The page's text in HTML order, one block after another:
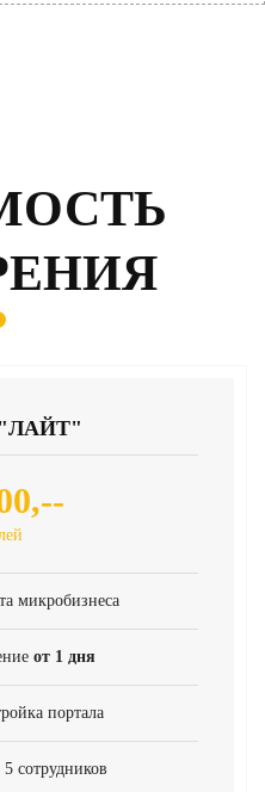
микробизнеса
от 1 дня
портала
сотрудников